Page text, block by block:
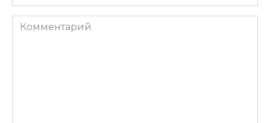
Комментарий